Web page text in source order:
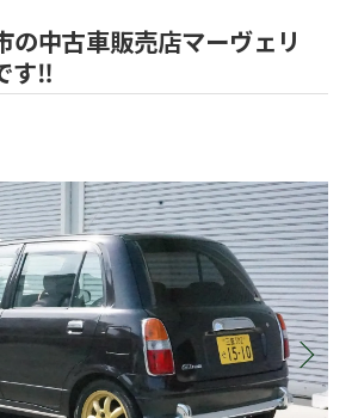
の中古車販売店マーヴェリ
す‼️